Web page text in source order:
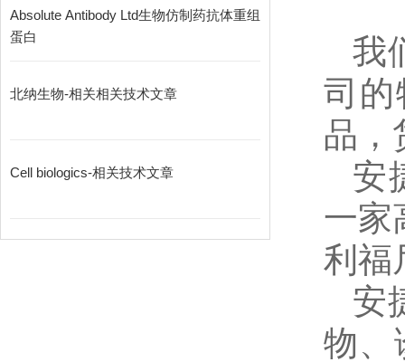
Absolute Antibody Ltd生物仿制药抗体重组
蛋白
北纳生物-相关相关技术文章
Cell biologics-相关技术文章
我
司的
品，
安
一家
利福
安
物、